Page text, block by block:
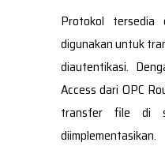
Protokol
digunakan untuk
diautentikasi.
Access dari OPC
transfer file di
diimplementasikan.